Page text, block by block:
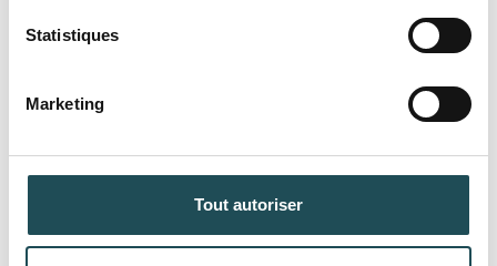
Statistiques
Marketing
Tout autoriser
Quantité désirée*
+Ajouter un produit
Commentaires
Quelles sont les apparences du Gleditsia
ou févier au cours de l’année ?
Quantité désirée*
Commentaires